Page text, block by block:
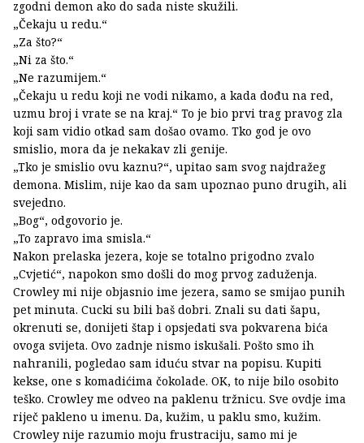
zgodni demon ako do sada niste skužili.
„Čekaju u redu.“
„Za što?“
„Ni za što.“
„Ne razumijem.“
„Čekaju u redu koji ne vodi nikamo, a kada dođu na red,
uzmu broj i vrate se na kraj.“ To je bio prvi trag pravog zla
koji sam vidio otkad sam došao ovamo. Tko god je ovo
smislio, mora da je nekakav zli genije.
„Tko je smislio ovu kaznu?“, upitao sam svog najdražeg
demona. Mislim, nije kao da sam upoznao puno drugih, ali
svejedno.
„Bog“, odgovorio je.
„To zapravo ima smisla.“
Nakon prelaska jezera, koje se totalno prigodno zvalo
„Cvjetić“, napokon smo došli do mog prvog zaduženja.
Crowley mi nije objasnio ime jezera, samo se smijao punih
pet minuta. Cucki su bili baš dobri. Znali su dati šapu,
okrenuti se, donijeti štap i opsjedati sva pokvarena bića
ovoga svijeta. Ovo zadnje nismo iskušali. Pošto smo ih
nahranili, pogledao sam iduću stvar na popisu. Kupiti
kekse, one s komadićima čokolade. OK, to nije bilo osobito
teško. Crowley me odveo na paklenu tržnicu. Sve ovdje ima
riječ pakleno u imenu. Da, kužim, u paklu smo, kužim.
Crowley nije razumio moju frustraciju, samo mi je